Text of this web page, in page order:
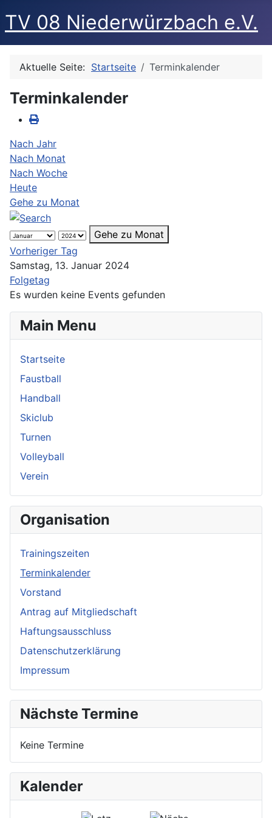
TV 08 Niederwürzbach e.V.
Aktuelle Seite: Startseite Terminkalender
Terminkalender
Nach Jahr
Nach Monat
Nach Woche
Heute
Gehe zu Monat
Gehe zu Monat
Vorheriger Tag
Samstag, 13. Januar 2024
Folgetag
Es wurden keine Events gefunden
Main Menu
Startseite
Faustball
Handball
Skiclub
Turnen
Volleyball
Verein
Organisation
Trainingszeiten
Terminkalender
Vorstand
Antrag auf Mitgliedschaft
Haftungsausschluss
Datenschutzerklärung
Impressum
Nächste Termine
Keine Termine
Kalender